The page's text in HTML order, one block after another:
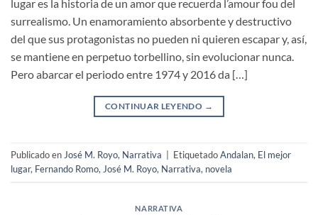
lugar es la historia de un amor que recuerda l’amour fou del
surrealismo. Un enamoramiento absorbente y destructivo
del que sus protagonistas no pueden ni quieren escapar y, así,
se mantiene en perpetuo torbellino, sin evolucionar nunca.
Pero abarcar el periodo entre 1974 y 2016 da […]
CONTINUAR LEYENDO →
Publicado en José M. Royo, Narrativa EtiquetadoAndalan, El mejor
lugar, Fernando Romo, José M. Royo, Narrativa, novela
NARRATIVA